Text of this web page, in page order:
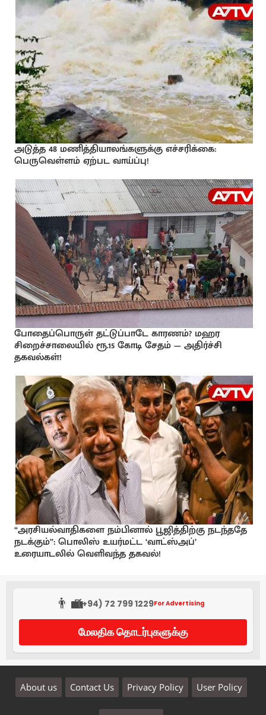
அடுத்த 48 மணித்தியாலங்களுக்கு எச்சரிக்கை:
பெருவெள்ளம் ஏற்பட வாய்ப்பு!
போதைப்பொருள் தட்டுப்பாடே காரணம்? மஹர
சிறைச்சாலையில் ரூ.15 கோடி சேதம் — அதிர்ச்சி
தகவல்கள்!
“அரசியல்வாதிகளை நம்பினால் பூஜித்திற்கு நடந்ததே
நடக்கும்”: பொலிஸ் உயர்மட்ட ‘வாட்ஸ்அப்’
உரையாடலில் வெளிவந்த தகவல்!
👨‍💼(+94) 72 799 1229For Advertising
மேலதிக தொடர்புகளுக்கு
About us Contact Us Privacy Policy User Policy